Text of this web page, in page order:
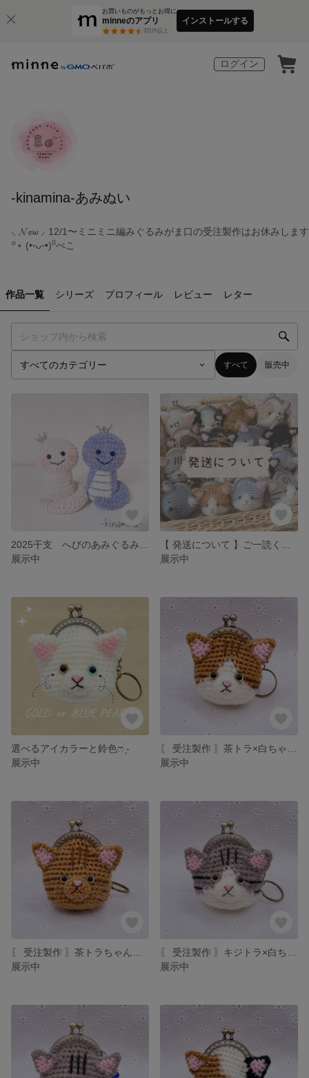
お買いものがもっとお得に
minneのアプリ
3万件以上
インストールする
ログイン
-kinamina-あみぬい
⸜ 𝓝𝓮𝔀 ⸝ 12/1〜ミニミニ編みぐるみがま口の受注製作はお休みします
꙳⋆ (•ᵕᴗᵕ•)⁾⁾ぺこ
作品一覧 シリーズ プロフィール レビュー レター
すべて 販売中
展示中
展示中
選べるアイカラーと鈴色ෆ ̖́-‬
展示中
展示中
展示中
展示中